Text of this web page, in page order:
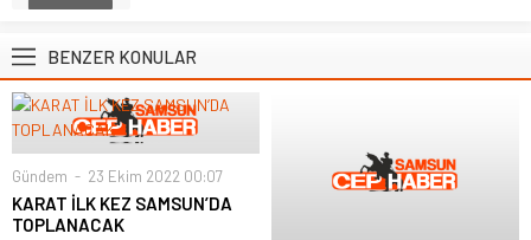
BENZER KONULAR
Gündem 23 Ekim 2022 00:07
KARAT İLK KEZ SAMSUN’DA
TOPLANACAK